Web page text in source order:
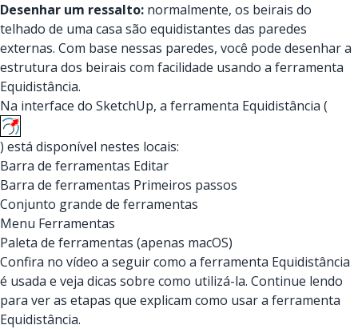
Desenhar um ressalto: normalmente, os beirais do
telhado de uma casa são equidistantes das paredes
externas. Com base nessas paredes, você pode desenhar a
estrutura dos beirais com facilidade usando a ferramenta
Equidistância.
Na interface do SketchUp, a ferramenta Equidistância (
) está disponível nestes locais:
Barra de ferramentas Editar
Barra de ferramentas Primeiros passos
Conjunto grande de ferramentas
Menu Ferramentas
Paleta de ferramentas (apenas macOS)
Confira no vídeo a seguir como a ferramenta Equidistância
é usada e veja dicas sobre como utilizá-la. Continue lendo
para ver as etapas que explicam como usar a ferramenta
Equidistância.